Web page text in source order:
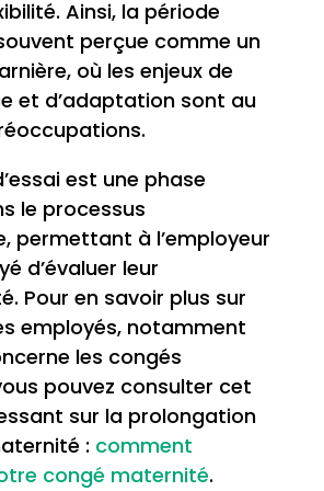
Ainsi, la période
perçue comme un
où les enjeux de
et d’adaptation sont au
est une phase
le processus
permettant à l’employeur
d’évaluer leur
Pour en savoir plus sur
employés, notamment
les congés
pouvez consulter cet
sur la prolongation
: comment
congé maternité.